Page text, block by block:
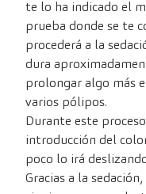
te lo ha indicado el
prueba donde se te
procederá a la
dura
prolongar algo más
varios pólipos.
Durante este
introducción del
poco lo irá
Gracias a la